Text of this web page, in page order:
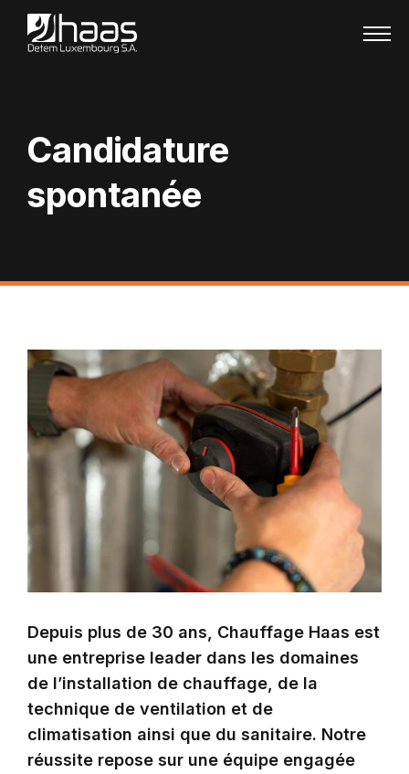
Candidature
spontanée
Depuis plus de 30 ans, Chauffage Haas est
une entreprise leader dans les domaines
de l’installation de chauffage, de la
technique de ventilation et de
climatisation ainsi que du sanitaire. Notre
réussite repose sur une équipe engagée